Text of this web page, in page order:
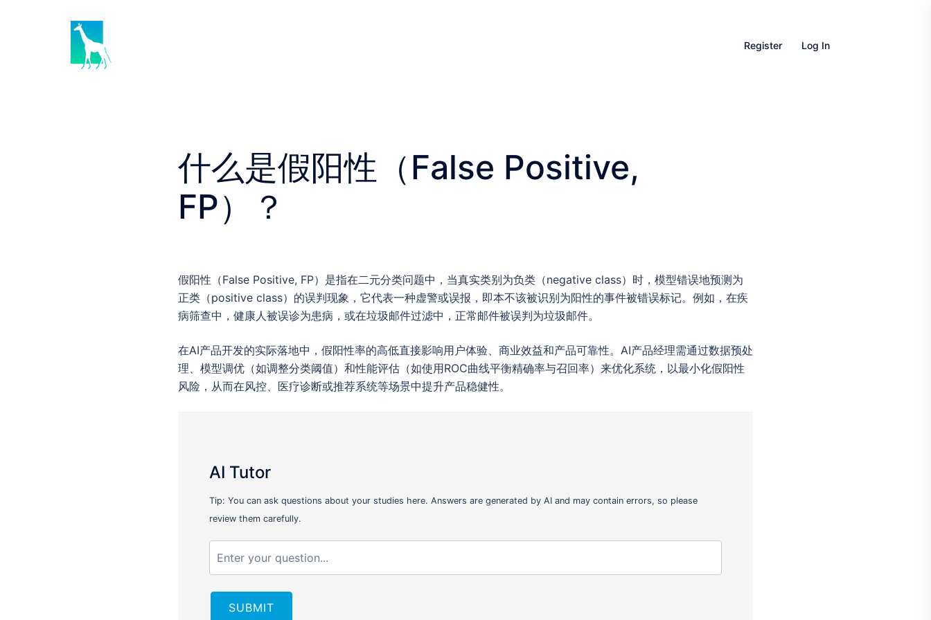
Register Log In
什么是假阳性（False Positive,
FP）？
假阳性（False Positive, FP）是指在二元分类问题中，当真实类别为负类（negative class）时，模型错误地预测为
正类（positive class）的误判现象，它代表一种虚警或误报，即本不该被识别为阳性的事件被错误标记。例如，在疾
病筛查中，健康人被误诊为患病，或在垃圾邮件过滤中，正常邮件被误判为垃圾邮件。
在AI产品开发的实际落地中，假阳性率的高低直接影响用户体验、商业效益和产品可靠性。AI产品经理需通过数据预处
理、模型调优（如调整分类阈值）和性能评估（如使用ROC曲线平衡精确率与召回率）来优化系统，以最小化假阳性
风险，从而在风控、医疗诊断或推荐系统等场景中提升产品稳健性。
AI Tutor
Tip: You can ask questions about your studies here. Answers are generated by AI and may contain errors, so please
review them carefully.
SUBMIT